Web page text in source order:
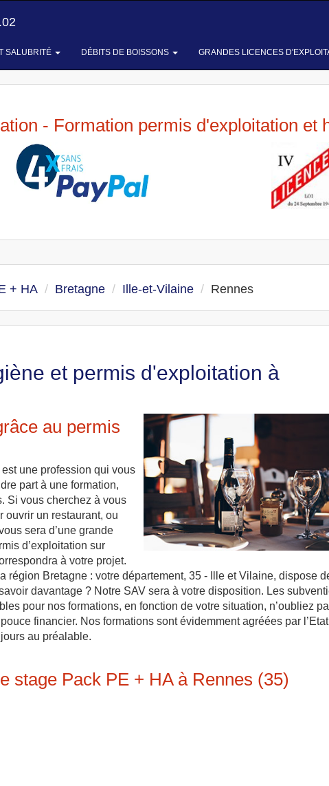
SALUBRITÉ DÉBITS DE BOISSONS GRANDES LICENCES
- Formation permis d'exploitation et
+ HA Bretagne Ille-et-Vilaine Rennes
et permis d'exploitation à
au permis
est une profession qui vous
part à une formation,
Si vous cherchez à vous
ouvrir un restaurant, ou
sera d’une grande
d’exploitation sur
à votre projet.
région Bretagne : votre département, 35 - Ille et Vilaine, dispose
davantage ? Notre SAV sera à votre disposition. Les
pour nos formations, en fonction de votre situation, n’oubliez
financier. Nos formations sont évidemment agréées par
au préalable.
stage Pack PE + HA à Rennes (35)